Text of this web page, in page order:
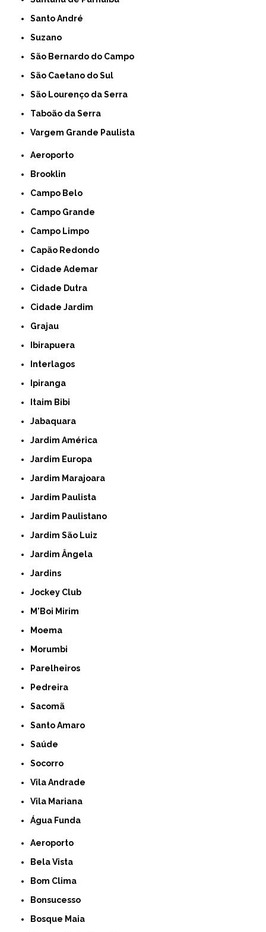
Santo André
Suzano
São Bernardo do Campo
São Caetano do Sul
São Lourenço da Serra
Taboão da Serra
Vargem Grande Paulista
Aeroporto
Brooklin
Campo Belo
Campo Grande
Campo Limpo
Capão Redondo
Cidade Ademar
Cidade Dutra
Cidade Jardim
Grajau
Ibirapuera
Interlagos
Ipiranga
Itaim Bibi
Jabaquara
Jardim América
Jardim Europa
Jardim Marajoara
Jardim Paulista
Jardim Paulistano
Jardim São Luiz
Jardim Ângela
Jardins
Jockey Club
M'Boi Mirim
Moema
Morumbi
Parelheiros
Pedreira
Sacomã
Santo Amaro
Saúde
Socorro
Vila Andrade
Vila Mariana
Água Funda
Aeroporto
Bela Vista
Bom Clima
Bonsucesso
Bosque Maia